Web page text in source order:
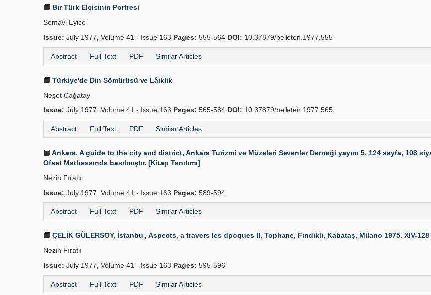
Bir Türk Elçisinin Portresi
Semavi Eyice
Issue: July 1977, Volume 41 - Issue 163 Pages: 555-564 DOI: 10.37879/belleten.1977.555
Abstract Full Text PDF Similar Articles
Türkiye'de Din Sömürüsü ve Lâiklik
Neşet Çağatay
Issue: July 1977, Volume 41 - Issue 163 Pages: 565-584 DOI: 10.37879/belleten.1977.565
Abstract Full Text PDF Similar Articles
Ankara, A guide to the city and district, Ankara Turizmi ve Müzeleri Sevenler Derneği yayını 5. 124 sayfa, 108
Ofset Matbaasında basılmıştır. [Kitap Tanıtımı]
Nezih Fıratlı
Issue: July 1977, Volume 41 - Issue 163 Pages: 589-594
Abstract Full Text PDF Similar Articles
ÇELİK GÜLERSOY, İstanbul, Aspects, a travers les dpoques II, Tophane, Fındıklı, Kabataş, Milano 1975. XIV-
Nezih Fıratlı
Issue: July 1977, Volume 41 - Issue 163 Pages: 595-596
Abstract Full Text PDF Similar Articles